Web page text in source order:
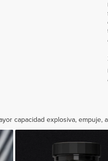
capacidad explosiva, empuje,